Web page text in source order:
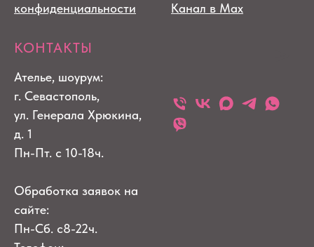
конфиденциальности
Канал в Max
КОНТАКТЫ
Ателье, шоурум:
г. Севастополь,
ул. Генерала Хрюкина,
д. 1
Пн-Пт. с 10-18ч.
Обработка заявок на
сайте:
Пн-Сб. с8-22ч.